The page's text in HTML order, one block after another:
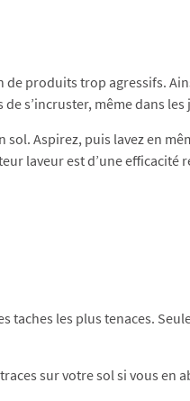
de produits trop agressifs.
s’incruster, même dans
Aspirez, puis lavez en
laveur est d’une efficacité
les plus tenaces.
sur votre sol si vous en